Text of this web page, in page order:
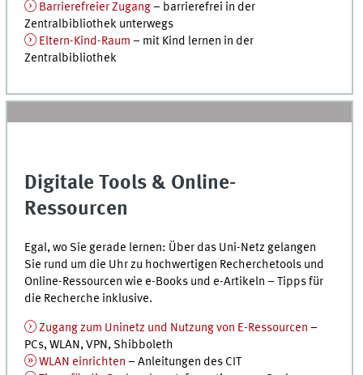
Barrierefreier Zugang– barrierefrei in der
Zentralbibliothek unterwegs
Eltern-Kind-Raum – mit Kind lernen in der
Zentralbibliothek
Digitale Tools & Online-
Ressourcen
Egal, wo Sie gerade lernen: Über das Uni-Netz gelangen
Sie rund um die Uhr zu hochwertigen Recherchetools und
Online-Ressourcen wie e-Books und e-Artikeln – Tipps für
die Recherche inklusive.
Zugang zum Uninetz und Nutzung von E-Ressourcen –
PCs, WLAN, VPN, Shibboleth
WLAN einrichten – Anleitungen des CIT